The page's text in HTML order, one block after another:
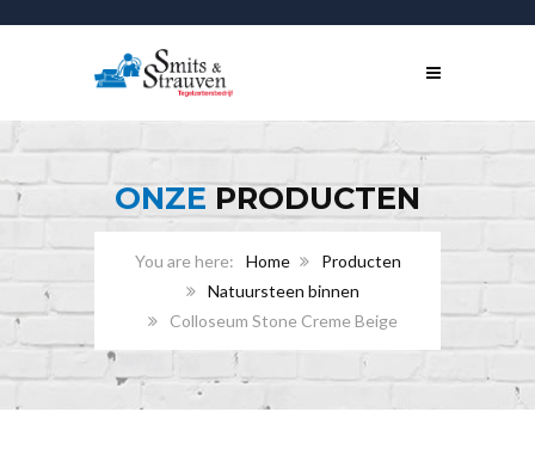
ONZEPRODUCTEN
Home
Producten
Natuursteen binnen
Colloseum Stone Creme Beige